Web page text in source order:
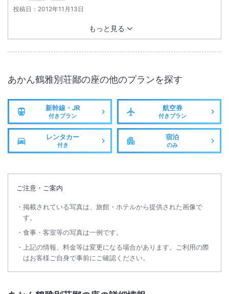
投稿日： 2012年11月13日
もっと見る
あかん鶴雅別荘鄙の座の他のプランを探す
新幹線・JR
付きプラン
航空券
付きプラン
レンタカー
付き
宿泊
のみ
ご注意・ご案内
掲載されている写真は、旅館・ホテルから提供された画像で
す。
食事・客室等の写真は一例です。
上記の情報、料金等は変更になる場合があります。ご利用の際
はお客様ご自身で事前にご確認ください。